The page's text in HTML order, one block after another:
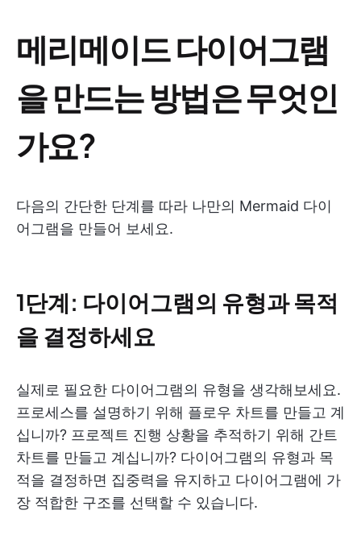
메리메이드 다이어그램
을 만드는 방법은 무엇인
가요?
다음의 간단한 단계를 따라 나만의 Mermaid 다이
어그램을 만들어 보세요.
1단계: 다이어그램의 유형과 목적
을 결정하세요
실제로 필요한 다이어그램의 유형을 생각해보세요.
프로세스를 설명하기 위해 플로우 차트를 만들고 계
십니까? 프로젝트 진행 상황을 추적하기 위해 간트
차트를 만들고 계십니까? 다이어그램의 유형과 목
적을 결정하면 집중력을 유지하고 다이어그램에 가
장 적합한 구조를 선택할 수 있습니다.